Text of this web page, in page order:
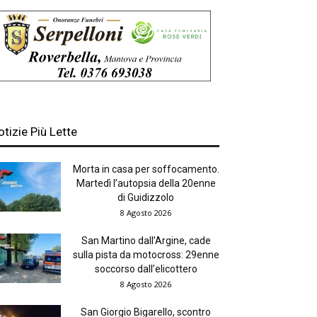
Più Lette
Morta in casa per soffocamento.
Martedì l’autopsia della 20enne
di Guidizzolo
8 Agosto 2026
San Martino dall’Argine, cade
sulla pista da motocross: 29enne
soccorso dall’elicottero
8 Agosto 2026
San Giorgio Bigarello, scontro